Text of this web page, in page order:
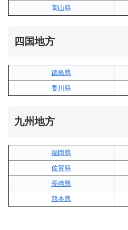
岡山県
四国地方
徳島県
香川県
九州地方
福岡県
佐賀県
長崎県
熊本県